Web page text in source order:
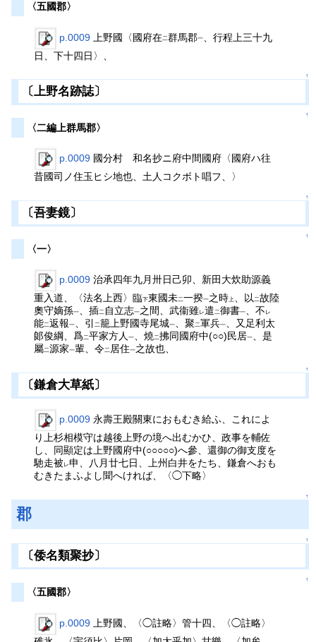
〈五國郡〉
p.0009 上野國〈國府在二群馬郡一
、行程上三十九
日、下十四日〉、
↑
〔上野名跡誌〕
↑
〈二編上群馬郡〉
p.0009 國分村 和名抄ニ府中間國府〈國府ハ往
昔國司ノ住玉ヒシ地也、土人コクボト唱フ、〉
↑
〔吾妻鏡〕
↑
〈一〉
p.0009 治承四年九月卅日己卯、新田大炊助源義
重入道、〈法名上西〉臨下東國未二一揆一之時上、以二故陸
奧守嫡孫一、插二 自立志一之間、武衞雖レ遣二御書一、不 レ
能二返報一、引二籠上野國寺尾城一、聚二軍兵一、又足利太
郞俊綱、爲二平家方人一、燒二拂同國府中(○○)民居一、是
屬二源家一輩、令二居住一之故也、
↑
〔鎌倉大草紙〕
p.0009 永壽王殿關東におもむき給ふ、これによ
り上杉相模守は越後上野の境へ出むかひ、政事を輔佐
し、同顯定は上野國府中(○○○○○)へ參、還御の御支度を
馳走被 レ申、八月廿七日、上州白井をたち、鎌倉へおも
むきたまふよし聞へければ、〈◯下略〉
↑
郡
↑
〔倭名類聚抄〕
↑
〈五國郡〉
p.0009 上野國、〈◯註略〉管十四、〈◯註略〉